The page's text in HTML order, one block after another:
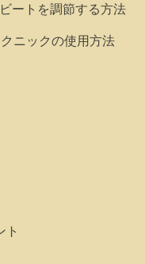
ートを調節する方法
ニックの使用方法
ト